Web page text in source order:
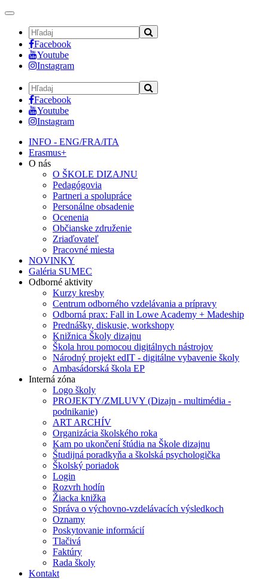
Toggle
navigation
Facebook
Youtube
Instagram
Facebook
Youtube
Instagram
INFO - ENG/FRA/ITA
Erasmus+
O nás
O ŠKOLE DIZAJNU
Pedagógovia
Partneri a spolupráce
Personálne obsadenie
Ocenenia
Občianske združenie
Zriaďovateľ
Pracovné miesta
NOVINKY
Galéria SUMEC
Odborné aktivity
Kurzy kresby
Centrum odborného vzdelávania a prípravy
Odborná prax: Fall in Lowe Academy + Madeship
Prednášky, diskusie, workshopy
Knižnica Školy dizajnu
Škola hrou pomocou digitálnych nástrojov
Národný projekt edIT - digitálne vybavenie školy
Ambasádorská škola EP
Interná zóna
Logo školy
PROJEKTY/ZMLUVY (Dizajn - multimédia -
podnikanie)
ART ARCHÍV
Organizácia školského roka
Kam po ukončení štúdia na Škole dizajnu
Študijná poradkyňa a školská psychologička
Školský poriadok
Login
Rozvrh hodín
Žiacka knižka
Správa o výchovno-vzdelávacích výsledkoch
Oznamy
Poskytovanie informácií
Tlačivá
Faktúry
Rada školy
Kontakt